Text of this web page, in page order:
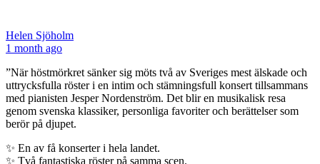
Helen Sjöholm
1 month ago
”När höstmörkret sänker sig möts två av Sveriges mest älskade och
uttrycksfulla röster i en intim och stämningsfull konsert tillsammans
med pianisten Jesper Nordenström. Det blir en musikalisk resa
genom svenska klassiker, personliga favoriter och berättelser som
berör på djupet.
✨ En av få konserter i hela landet.
✨ Två fantastiska röster på samma scen.